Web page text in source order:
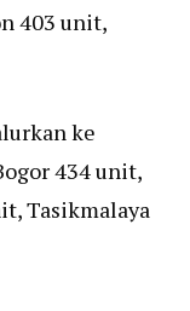
403 unit,
ke
434 unit,
Tasikmalaya